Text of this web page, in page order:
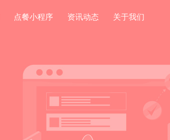
点餐小程序 资讯动态 关于我们